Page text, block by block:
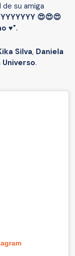
su amiga
😍😍😍
♥️".
Silva, Daniela
Universo.